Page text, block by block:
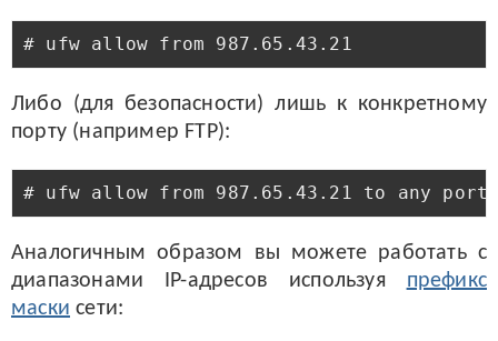
Либо (для безопасности) лишь к конкретному
порту (например FTP):
Аналогичным образом вы можете работать с
диапазонами IP-адресов используя префикс
маски сети: